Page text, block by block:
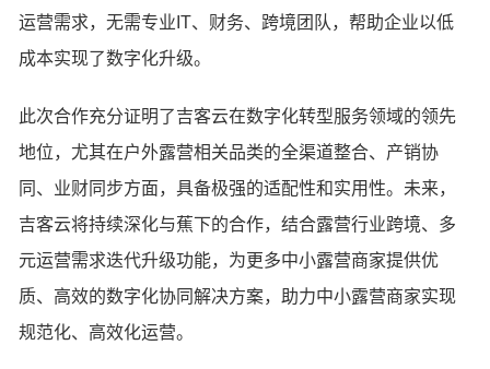
运营需求，无需专业IT、财务、跨境团队，帮助企业以低
成本实现了数字化升级。
此次合作充分证明了吉客云在数字化转型服务领域的领先
地位，尤其在户外露营相关品类的全渠道整合、产销协
同、业财同步方面，具备极强的适配性和实用性。未来，
吉客云将持续深化与蕉下的合作，结合露营行业跨境、多
元运营需求迭代升级功能，为更多中小露营商家提供优
质、高效的数字化协同解决方案，助力中小露营商家实现
规范化、高效化运营。